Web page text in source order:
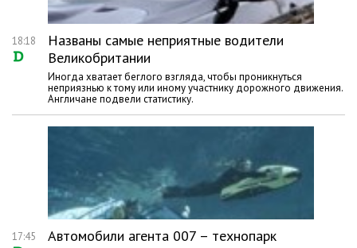
18:18
Названы самые неприятные водители
Великобритании
Иногда хватает беглого взгляда, чтобы проникнуться
неприязнью к тому или иному участнику дорожного движения.
Англичане подвели статистику.
17:45
Автомобили агента 007 – технопарк